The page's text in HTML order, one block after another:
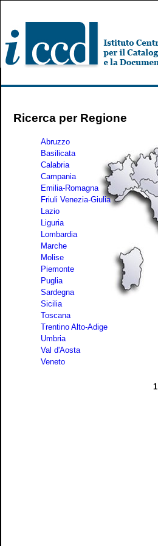
Ricerca per Regione
Abruzzo
Basilicata
Calabria
Campania
Emilia-Romagna
Friuli Venezia-Giulia
Lazio
Liguria
Lombardia
Marche
Molise
Piemonte
Puglia
Sardegna
Sicilia
Toscana
Trentino Alto-Adige
Umbria
Val d'Aosta
Veneto